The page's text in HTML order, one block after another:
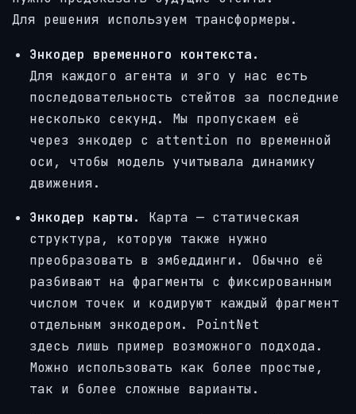
Для решения используем трансформеры.
Энкодер временного контекста.
Для каждого агента и эго у нас есть
последовательность стейтов за последние
несколько секунд. Мы пропускаем её
через энкодер с attention по временной
оси, чтобы модель учитывала динамику
движения.
Энкодер карты. Карта — статическая
структура, которую также нужно
преобразовать в эмбеддинги. Обычно её
разбивают на фрагменты с фиксированным
числом точек и кодируют каждый фрагмент
отдельным энкодером. PointNet
здесь лишь пример возможного подхода.
Можно использовать как более простые,
так и более сложные варианты.